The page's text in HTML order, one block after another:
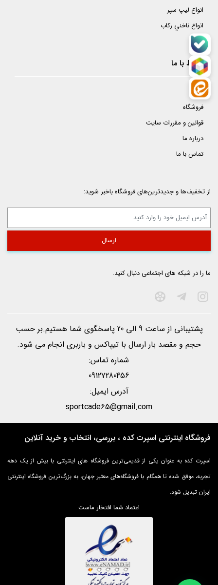
انواع ليپ سپر
انواع ناخني ركاب
ارتباط با ما
خانه
فروشگاه
قوانین و مقررات سایت
درباره ما
تماس با ما
از تخفیف‌ها و جدیدترین‌های فروشگاه باخبر شوید:
ما را در شبکه های اجتماعی دنبال کنید.
پشتیبانی از ساعت 9 الی 20 پاسخگوی شما هستیم.بر حسب
حجم و مقصد بار ارسال با تيپاكس و باربری انجام می شود.
شماره تماس:
09127280456
آدرس ایمیل:
sportcade65@gmail.com
فروشگاه اینترنتی اسپرت کده ، بررسی، انتخاب و خرید آنلاین
اسپرت کده به عنوان یکی از قدیمی‌ترین فروشگاه های اینترنتی با بیش از یک دهه
تجربه، موفق شده تا همگام با فروشگاه‌های معتبر جهان، به بزرگ‌ترین فروشگاه اینترنتی
ایران تبدیل شود.
اعتماد شما افتخار ماست